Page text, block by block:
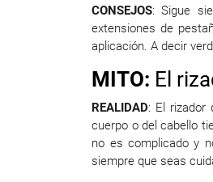
CONSEJOS: Sigue
extensiones de
aplicación. A decir
MITO: El
REALIDAD: El
cuerpo o del cabello
no es complicado y
siempre que seas